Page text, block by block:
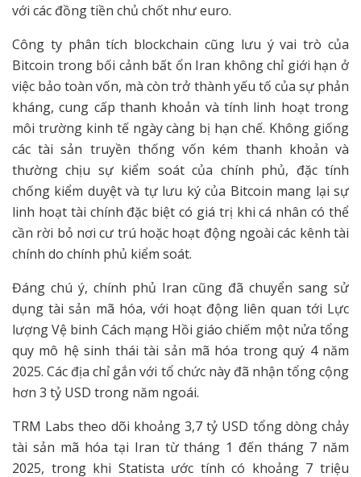
với các đồng tiền chủ chốt như euro.
Công ty phân tích blockchain cũng lưu ý vai trò của
Bitcoin trong bối cảnh bất ổn Iran không chỉ giới hạn ở
việc bảo toàn vốn, mà còn trở thành yếu tố của sự phản
kháng, cung cấp thanh khoản và tính linh hoạt trong
môi trường kinh tế ngày càng bị hạn chế. Không giống
các tài sản truyền thống vốn kém thanh khoản và
thường chịu sự kiểm soát của chính phủ, đặc tính
chống kiểm duyệt và tự lưu ký của Bitcoin mang lại sự
linh hoạt tài chính đặc biệt có giá trị khi cá nhân có thể
cần rời bỏ nơi cư trú hoặc hoạt động ngoài các kênh tài
chính do chính phủ kiểm soát.
Đáng chú ý, chính phủ Iran cũng đã chuyển sang sử
dụng tài sản mã hóa, với hoạt động liên quan tới Lực
lượng Vệ binh Cách mạng Hồi giáo chiếm một nửa tổng
quy mô hệ sinh thái tài sản mã hóa trong quý 4 năm
2025. Các địa chỉ gắn với tổ chức này đã nhận tổng cộng
hơn 3 tỷ USD trong năm ngoái.
TRM Labs theo dõi khoảng 3,7 tỷ USD tổng dòng chảy
tài sản mã hóa tại Iran từ tháng 1 đến tháng 7 năm
2025, trong khi Statista ước tính có khoảng 7 triệu